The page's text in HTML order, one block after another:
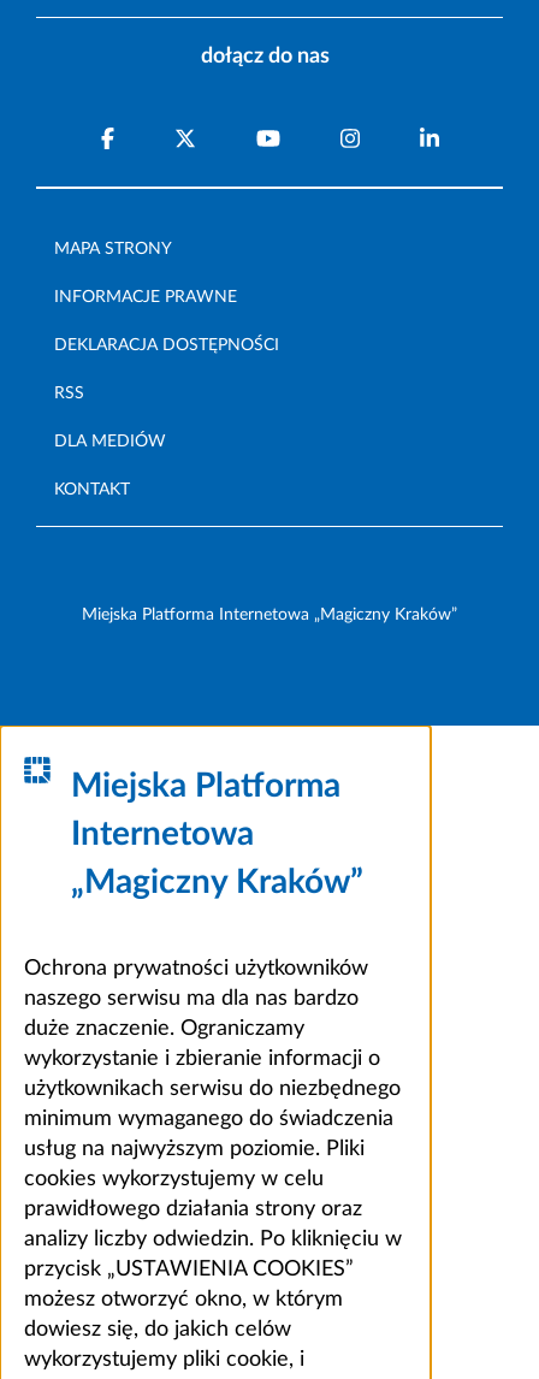
dołącz do nas
MAPA STRONY
INFORMACJE PRAWNE
DEKLARACJA DOSTĘPNOŚCI
RSS
DLA MEDIÓW
KONTAKT
Miejska Platforma Internetowa „Magiczny Kraków”
Miejska Platforma
Internetowa
„Magiczny Kraków”
Ochrona prywatności użytkowników
naszego serwisu ma dla nas bardzo
duże znaczenie. Ograniczamy
wykorzystanie i zbieranie informacji o
użytkownikach serwisu do niezbędnego
minimum wymaganego do świadczenia
usług na najwyższym poziomie. Pliki
cookies wykorzystujemy w celu
prawidłowego działania strony oraz
analizy liczby odwiedzin. Po kliknięciu w
przycisk „USTAWIENIA COOKIES”
możesz otworzyć okno, w którym
dowiesz się, do jakich celów
wykorzystujemy pliki cookie, i